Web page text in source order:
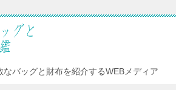
バッグと財布を紹介するWEBメディア